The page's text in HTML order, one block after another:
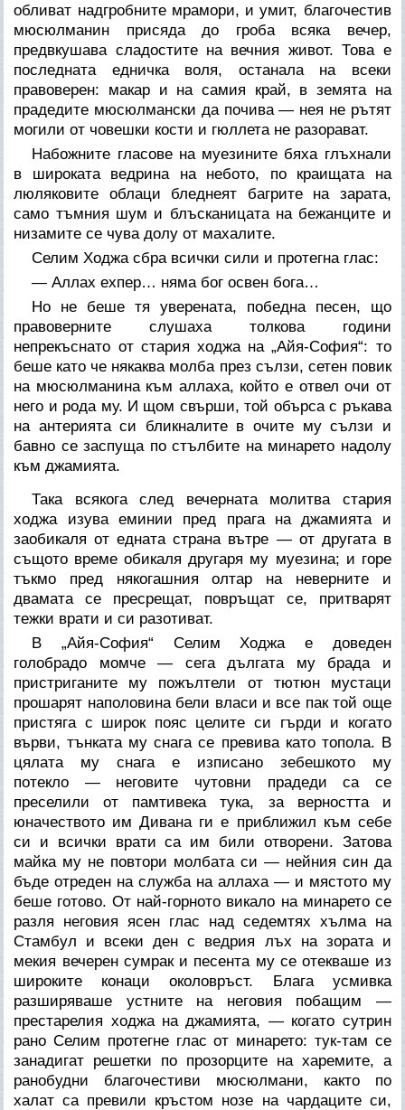
обливат надгробните мрамори, и умит, благочестив
мюсюлманин присяда до гроба всяка вечер,
предвкушава сладостите на вечния живот. Това е
последната едничка воля, останала на всеки
правоверен: макар и на самия край, в земята на
прадедите мюсюлмански да почива — нея не рътят
могили от човешки кости и гюллета не разорават.
Набожните гласове на муезините бяха глъхнали
в широката ведрина на небото, по краищата на
люляковите облаци бледнеят багрите на зарата,
само тъмния шум и блъсканицата на бежанците и
низамите се чува долу от махалите.
Селим Ходжа сбра всички сили и протегна глас:
— Аллах ехпер… няма бог освен бога…
Но не беше тя уверената, победна песен, що
правоверните слушаха толкова години
непрекъснато от стария ходжа на „Айя-София“: то
беше като че някаква молба през сълзи, сетен повик
на мюсюлманина към аллаха, който е отвел очи от
него и рода му. И щом свърши, той обърса с ръкава
на антерията си бликналите в очите му сълзи и
бавно се заспуща по стълбите на минарето надолу
към джамията.
Така всякога след вечерната молитва стария
ходжа изува еминии пред прага на джамията и
заобикаля от едната страна вътре — от другата в
същото време обикаля другаря му муезина; и горе
тъкмо пред някогашния олтар на неверните и
двамата се пресрещат, повръщат се, притварят
тежки врати и си разотиват.
В „Айя-София“ Селим Ходжа е доведен
голобрадо момче — сега дългата му брада и
пристриганите му пожълтели от тютюн мустаци
прошарят наполовина бели власи и все пак той още
пристяга с широк пояс целите си гърди и когато
върви, тънката му снага се превива като топола. В
цялата му снага е изписано зебешкото му
потекло — неговите чутовни прадеди са се
преселили от памтивека тука, за верността и
юначеството им Дивана ги е приближил към себе
си и всички врати са им били отворени. Затова
майка му не повтори молбата си — нейния син да
бъде отреден на служба на аллаха — и мястото му
беше готово. От най-горното викало на минарето се
разля неговия ясен глас над седемтях хълма на
Стамбул и всеки ден с ведрия лъх на зората и
мекия вечерен сумрак и песента му се отекваше из
широките конаци околовръст. Блага усмивка
разширяваше устните на неговия побащим —
престарелия ходжа на джамията, — когато сутрин
рано Селим протегне глас от минарето: тук-там се
занадигат решетки по прозорците на харемите, а
ранобудни благочестиви мюсюлмани, както по
халат са превили кръстом нозе на чардаците си,